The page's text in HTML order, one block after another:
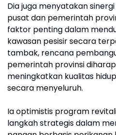
Dia juga menyatakan
pusat dan pemerintah
faktor penting dalam
kawasan pesisir secara
tambak, rencana
pemerintah provinsi
meningkatkan kualitas
secara menyeluruh.
Ia optimistis program
langkah strategis dalam